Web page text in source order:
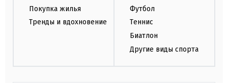
Покупка жилья
Тренды и вдохновение
Футбол
Теннис
Биатлон
Другие виды спорта